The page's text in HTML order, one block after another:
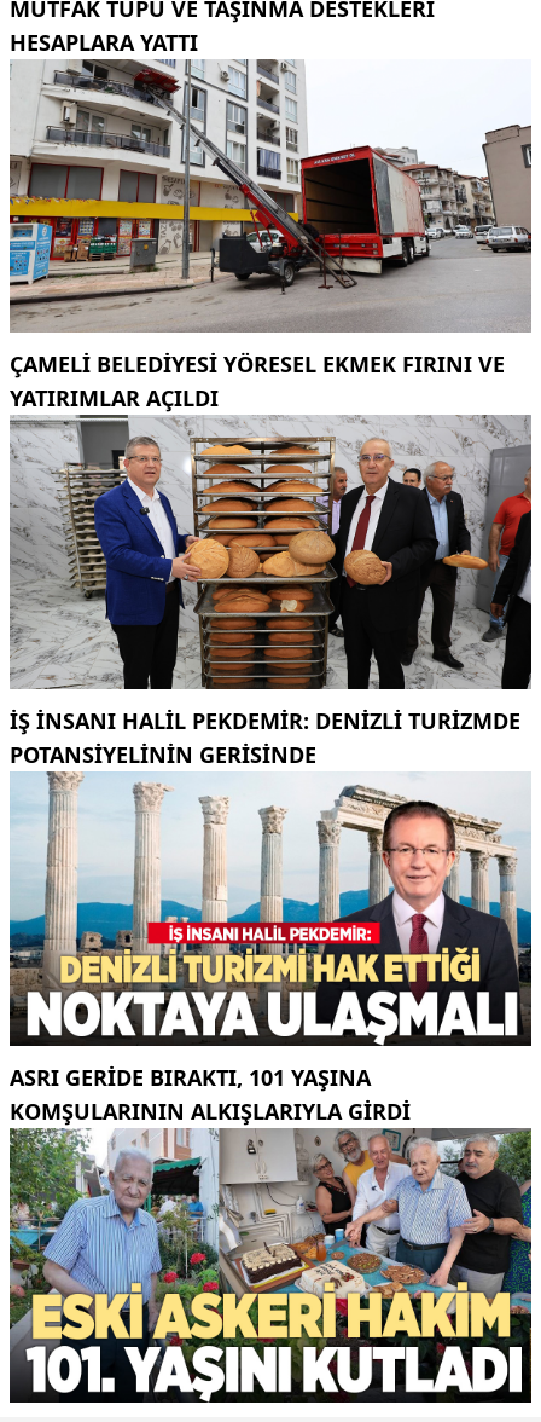
MUTFAK TÜPÜ VE TAŞINMA DESTEKLERI
HESAPLARA YATTI
ÇAMELI BELEDIYESI YÖRESEL EKMEK FIRINI VE
YATIRIMLAR AÇILDI
İŞ INSANI HALIL PEKDEMIR: DENIZLI TURIZMDE
POTANSIYELININ GERISINDE
ASRI GERIDE BIRAKTI, 101 YAŞINA
KOMŞULARININ ALKIŞLARIYLA GIRDI